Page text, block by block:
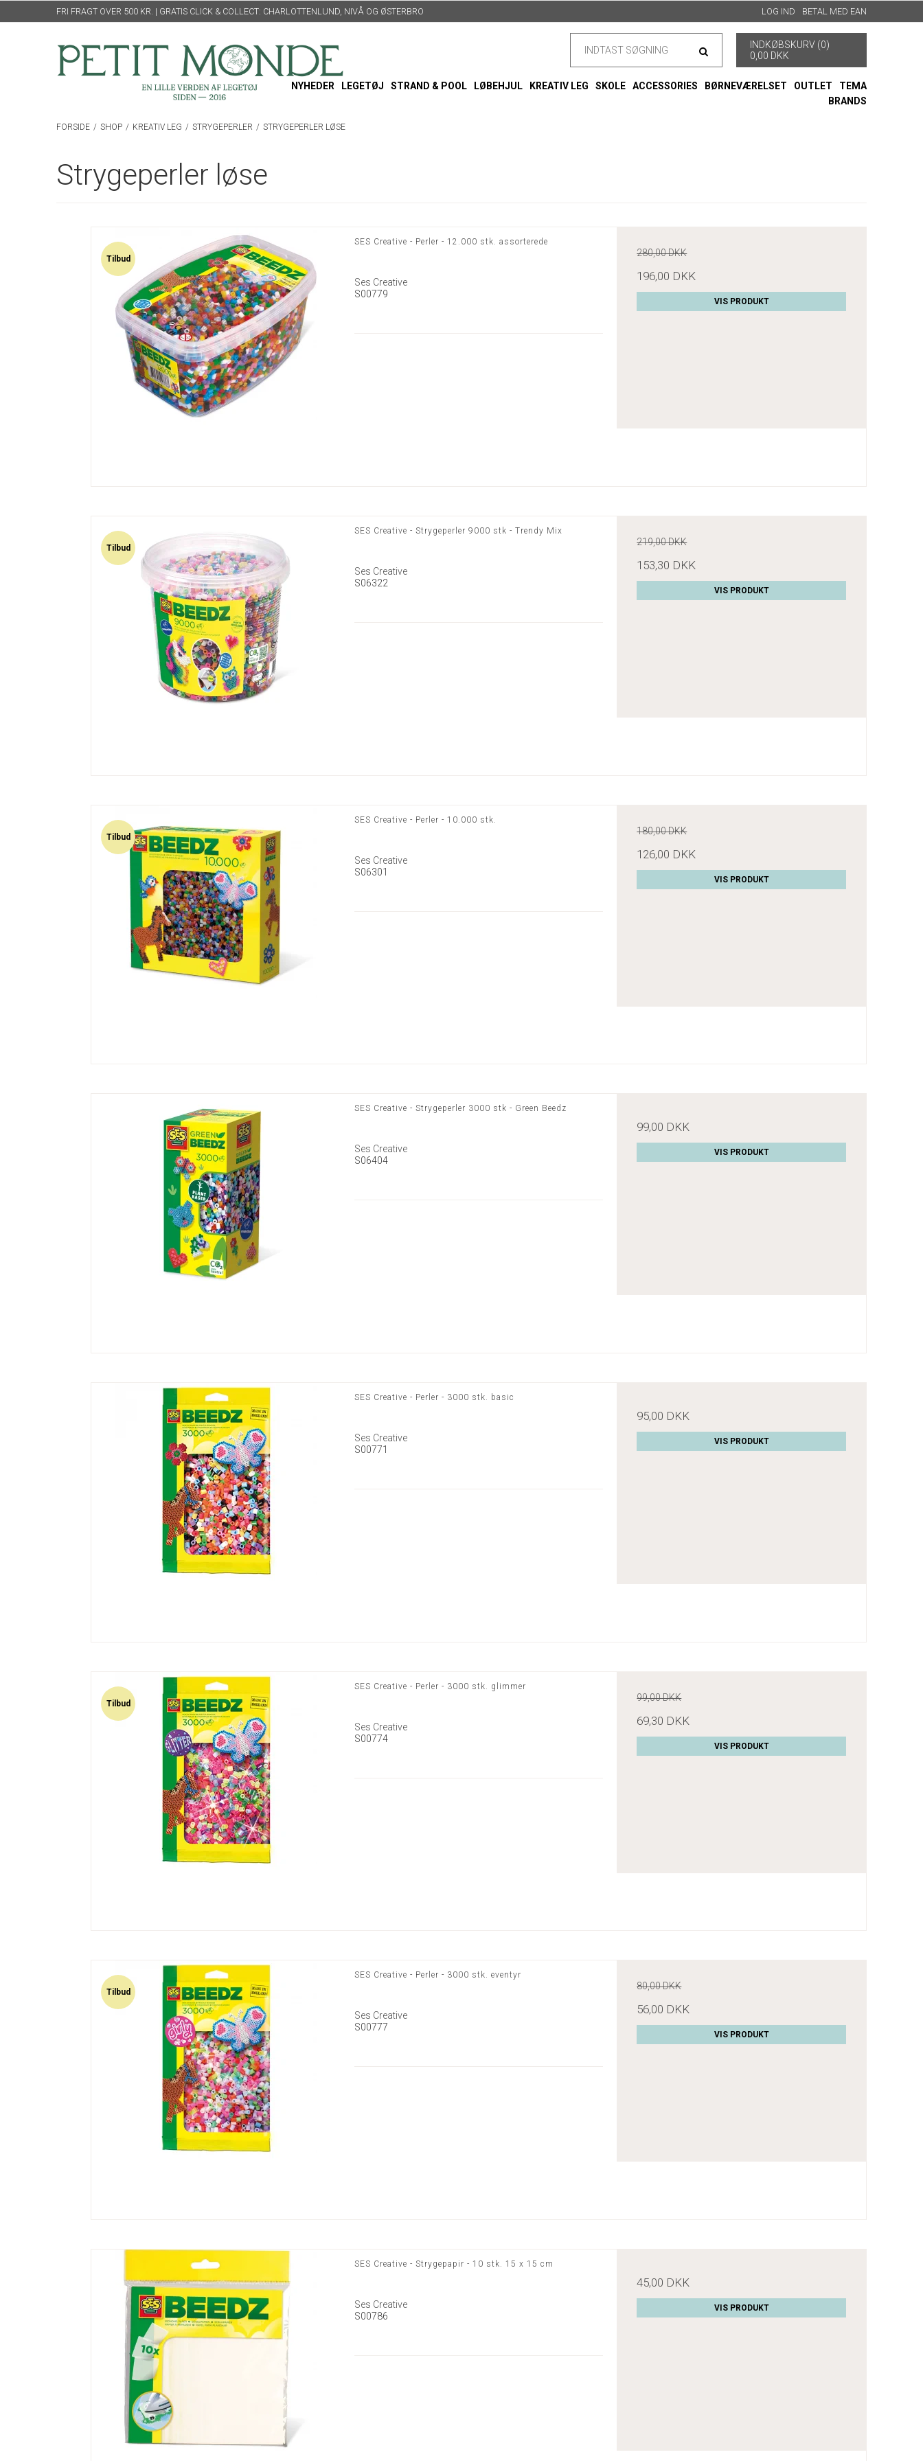
FRI FRAGT OVER 500 KR. | GRATIS CLICK & COLLECT: CHARLOTTENLUND, NIVÅ OG ØSTERBRO LOG IND BETAL MED EAN
INDKØBSKURV (0)
0,00 DKK
NYHEDER LEGETØJ STRAND & POOL LØBEHJUL KREATIV LEG SKOLE ACCESSORIES BØRNEVÆRELSET OUTLET
TEMA
BRANDS
FORSIDE / SHOP / KREATIV LEG / STRYGEPERLER / STRYGEPERLER LØSE
Strygeperler løse
Tilbud
SES Creative - Perler - 12.000 stk. assorterede
Ses Creative
S00779
280,00 DKK
196,00 DKK
VIS PRODUKT
Tilbud
SES Creative - Strygeperler 9000 stk - Trendy Mix
Ses Creative
S06322
219,00 DKK
153,30 DKK
VIS PRODUKT
Tilbud
SES Creative - Perler - 10.000 stk.
Ses Creative
S06301
180,00 DKK
126,00 DKK
VIS PRODUKT
SES Creative - Strygeperler 3000 stk - Green Beedz
Ses Creative
S06404
99,00 DKK
VIS PRODUKT
SES Creative - Perler - 3000 stk. basic
Ses Creative
S00771
95,00 DKK
VIS PRODUKT
Tilbud
SES Creative - Perler - 3000 stk. glimmer
Ses Creative
S00774
99,00 DKK
69,30 DKK
VIS PRODUKT
Tilbud
SES Creative - Perler - 3000 stk. eventyr
Ses Creative
S00777
80,00 DKK
56,00 DKK
VIS PRODUKT
SES Creative - Strygepapir - 10 stk. 15 x 15 cm
Ses Creative
S00786
45,00 DKK
VIS PRODUKT